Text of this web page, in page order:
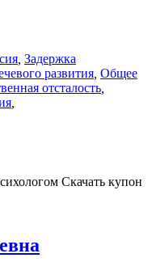
Задержка
развития Общее
отсталость
Скачать купон